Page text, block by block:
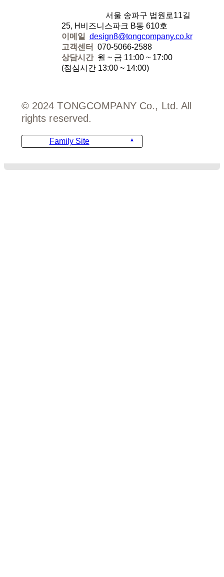
서울 송파구 법원로11길
25, H비즈니스파크 B동 610호
이메일
design8@tongcompany.co.kr
고객센터
070-5066-2588
상담시간 월 ~ 금 11:00 ~ 17:00
(점심시간 13:00 ~ 14:00)
© 2024 TONGCOMPANY Co., Ltd. All
rights reserved.
Family Site